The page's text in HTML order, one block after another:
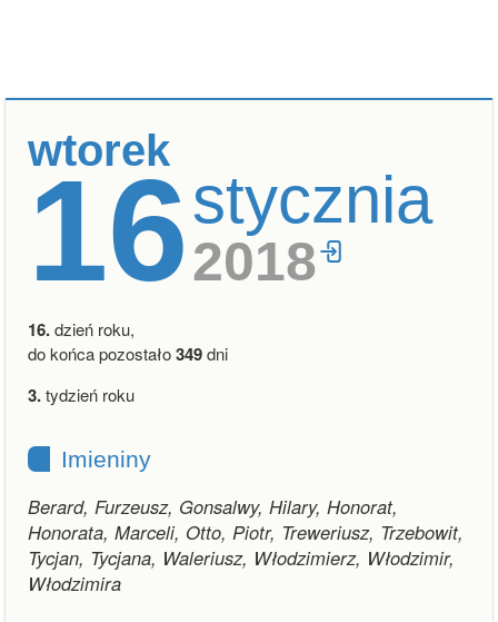
wtorek
16stycznia
2018
16.dzień roku,
do końca pozostało349dni
3.tydzień roku
Imieniny
Berard, Furzeusz, Gonsalwy, Hilary, Honorat,
Honorata, Marceli, Otto, Piotr, Treweriusz, Trzebowit,
Tycjan, Tycjana, Waleriusz, Włodzimierz, Włodzimir,
Włodzimira